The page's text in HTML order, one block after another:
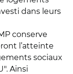
dans leurs
conserve
l’atteinte
sociaux
". Ainsi